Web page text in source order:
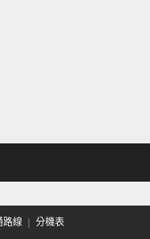
路線 分機表